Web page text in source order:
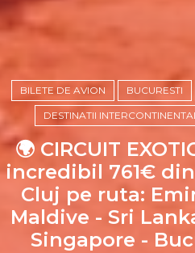
BILETE DE AVION BUCURESTI
DESTINATII
🌍 CIRCUIT
incredibil 761€
Cluj pe ruta:
Maldive - Sri
Singapore -